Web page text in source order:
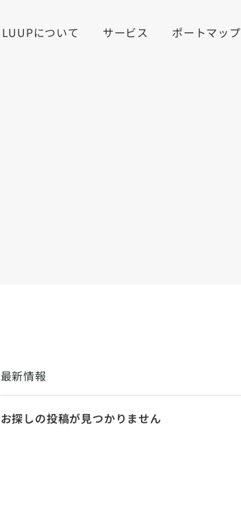
LUUPについて サービス ポートマップ
最新情報
お探しの投稿が見つかりません